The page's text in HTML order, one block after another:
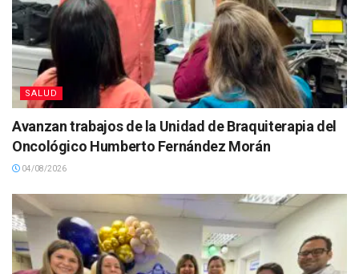
SALUD
Avanzan trabajos de la Unidad de Braquiterapia del
Oncológico Humberto Fernández Morán
04/08/2026